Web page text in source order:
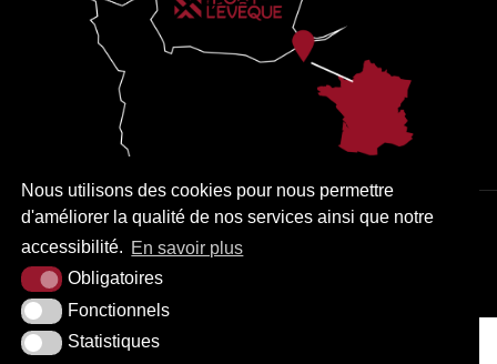
Nous utilisons des cookies pour nous permettre
d'améliorer la qualité de nos services ainsi que notre
accessibilité. En savoir plus
Obligatoires
Fonctionnels
Statistiques
PLAN DU SITE MENTIONS LÉGALES ACCESSIBILITÉ